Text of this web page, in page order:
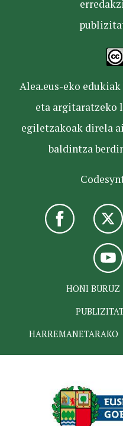
Alea.eus-eko
eta argitaratzeko
egiletzakoak direla
baldintza
HONI BURUZ
HARREMANETARAKO